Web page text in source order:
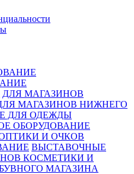
ДЛЯ МАГАЗИНОВ
МАГАЗИНОВ НИЖНЕГО
ДЛЯ ОДЕЖДЫ
ОБОРУДОВАНИЕ
И ОЧКОВ
ВЫСТАВОЧНЫЕ
КОСМЕТИКИ И
МАГАЗИНА